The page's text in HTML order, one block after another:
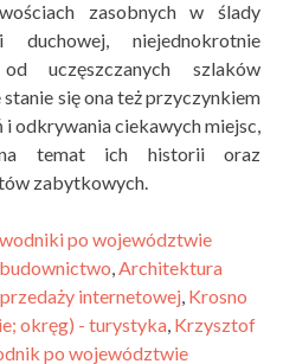
zasobnych w ślady
niejednokrotnie
uczęszczanych szlaków
się ona też przyczynkiem
i odkrywania ciekawych miejsc,
na temat ich historii oraz
zabytkowych.
po województwie
,Architektura
internetowej, Krosno
okręg) - turystyka, Krzysztof
po województwie